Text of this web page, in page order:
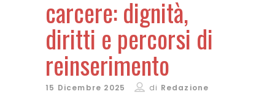
carcere: dignità,
diritti e percorsi di
reinserimento
15 Dicembre 2025 di Redazione